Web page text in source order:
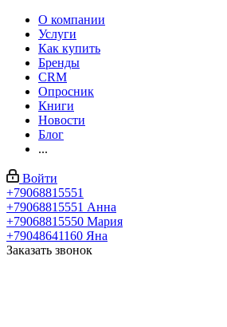
О компании
Услуги
Как купить
Бренды
CRM
Опросник
Книги
Новости
Блог
...
Войти
+79068815551
+79068815551 Анна
+79068815550 Мария
+79048641160 Яна
Заказать звонок